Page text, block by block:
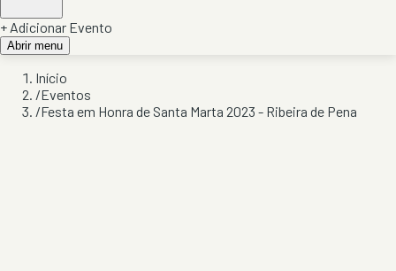
+ Adicionar Evento
Abrir menu
Início
/Eventos
/Festa em Honra de Santa Marta 2023 - Ribeira de Pena